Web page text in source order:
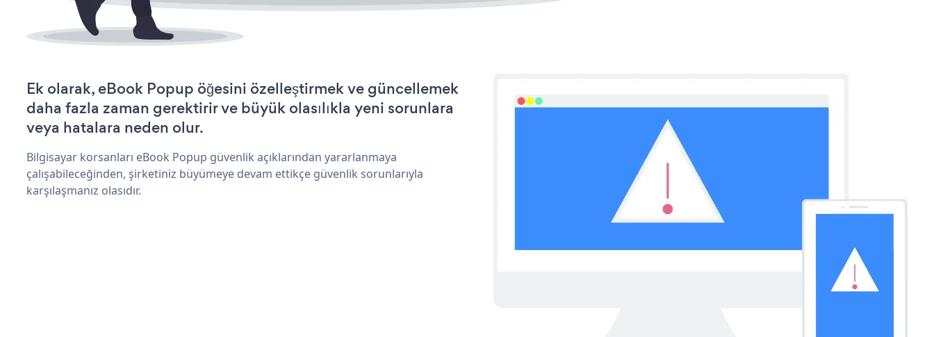
Ek olarak, eBook Popup öğesini özelleştirmek ve güncellemek
daha fazla zaman gerektirir ve büyük olasılıkla yeni sorunlara
veya hatalara neden olur.
Bilgisayar korsanları eBook Popup güvenlik açıklarından yararlanmaya
çalışabileceğinden, şirketiniz büyümeye devam ettikçe güvenlik sorunlarıyla
karşılaşmanız olasıdır.